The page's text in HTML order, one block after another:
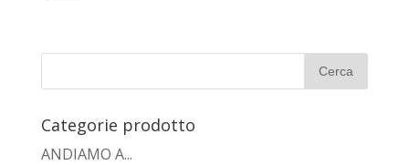
Categorie prodotto
ANDIAMO A...